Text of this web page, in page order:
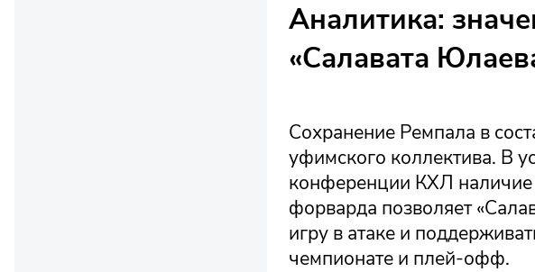
Аналитика:
«Салавата
Сохранение Ремпала в
уфимского коллектива. В
конференции КХЛ наличие
форварда позволяет
игру в атаке и
чемпионате и плей-офф.